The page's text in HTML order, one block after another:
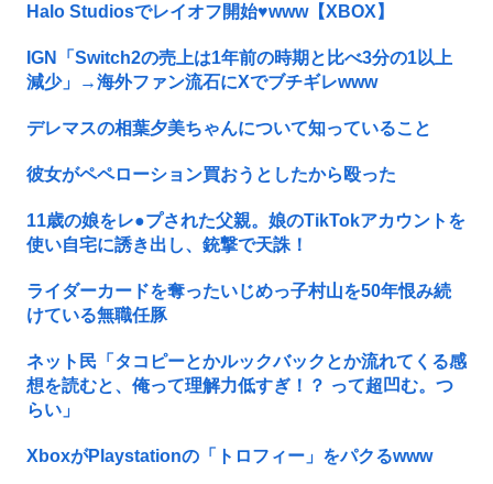
Halo Studiosでレイオフ開始♥www【XBOX】
IGN「Switch2の売上は1年前の時期と比べ3分の1以上
減少」→海外ファン流石にXでブチギレwww
デレマスの相葉夕美ちゃんについて知っていること
彼女がペペローション買おうとしたから殴った
11歳の娘をレ●プされた父親。娘のTikTokアカウントを
使い自宅に誘き出し、銃撃で天誅！
ライダーカードを奪ったいじめっ子村山を50年恨み続
けている無職任豚
ネット民「タコピーとかルックバックとか流れてくる感
想を読むと、俺って理解力低すぎ！？ って超凹む。つ
らい」
XboxがPlaystationの「トロフィー」をパクるwww